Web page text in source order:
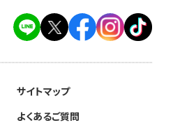
サイトマップ
よくあるご質問